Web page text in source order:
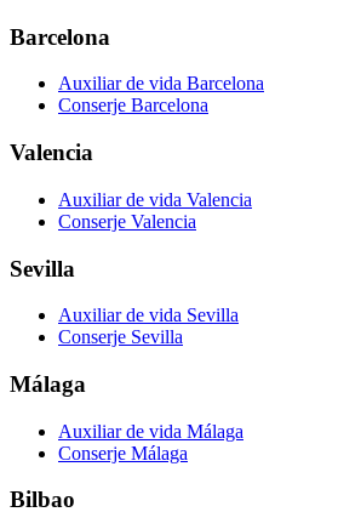
Barcelona
Auxiliar de vida Barcelona
Conserje Barcelona
Valencia
Auxiliar de vida Valencia
Conserje Valencia
Sevilla
Auxiliar de vida Sevilla
Conserje Sevilla
Málaga
Auxiliar de vida Málaga
Conserje Málaga
Bilbao